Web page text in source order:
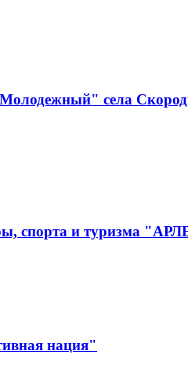
села
спорта и туризма
нация"